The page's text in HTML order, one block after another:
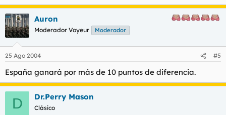
Auron
Moderador Voyeur Moderador
25 Ago 2004 #5
España ganará por más de 10 puntos de diferencia.
D Dr.Perry Mason
Clásico